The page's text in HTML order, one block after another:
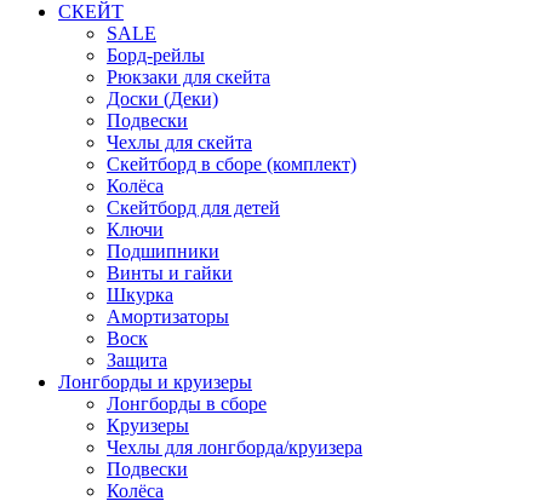
СКЕЙТ
SALE
Борд-рейлы
Рюкзаки для скейта
Доски (Деки)
Подвески
Чехлы для скейта
Скейтборд в сборе (комплект)
Колёса
Скейтборд для детей
Ключи
Подшипники
Винты и гайки
Шкурка
Амортизаторы
Воск
Защита
Лонгборды и круизеры
Лонгборды в сборе
Круизеры
Чехлы для лонгборда/круизера
Подвески
Колёса